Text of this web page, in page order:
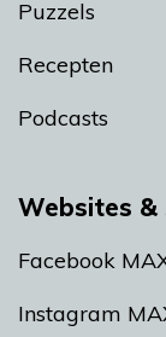
Puzzels
Recepten
Podcasts
Websites &
Facebook
Instagram